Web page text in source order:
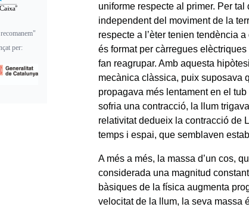
uniforme respecte al primer. Per
independent del moviment de la
respecte a l’èter tenien tendència
és format per càrregues
fan reagrupar. Amb aquesta
mecànica clàssica, puix suposava
propagava més lentament en el
sofria una contracció, la llum
relativitat dedueix la contracció de
temps i espai, que semblaven
A més a més, la massa d’un cos,
considerada una magnitud
bàsiques de la física augmenta
velocitat de la llum, la seva massa
per: